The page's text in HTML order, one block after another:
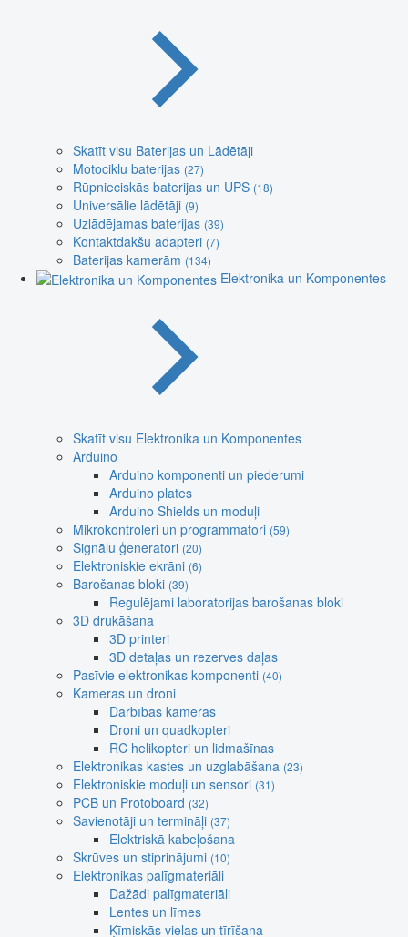
Skatīt visu Baterijas un Lādētāji
Motociklu baterijas (27)
Rūpnieciskās baterijas un UPS (18)
Universālie lādētāji (9)
Uzlādējamas baterijas (39)
Kontaktdakšu adapteri (7)
Baterijas kamerām (134)
Elektronika un Komponentes
Skatīt visu Elektronika un Komponentes
Arduino
Arduino komponenti un piederumi
Arduino plates
Arduino Shields un moduļi
Mikrokontroleri un programmatori (59)
Signālu ģeneratori (20)
Elektroniskie ekrāni (6)
Barošanas bloki (39)
Regulējami laboratorijas barošanas bloki
3D drukāšana
3D printeri
3D detaļas un rezerves daļas
Pasīvie elektronikas komponenti (40)
Kameras un droni
Darbības kameras
Droni un quadkopteri
RC helikopteri un lidmašīnas
Elektronikas kastes un uzglabāšana (23)
Elektroniskie moduļi un sensori (31)
PCB un Protoboard (32)
Savienotāji un termināļi (37)
Elektriskā kabeļošana
Skrūves un stiprinājumi (10)
Elektronikas palīgmateriāli
Dažādi palīgmateriāli
Lentes un līmes
Ķīmiskās vielas un tīrīšana